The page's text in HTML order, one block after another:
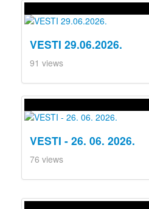
VESTI 29.06.2026.
91 views
VESTI - 26. 06. 2026.
76 views